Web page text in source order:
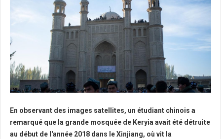
En observant des images satellites, un étudiant chinois a
remarqué que la grande mosquée de Keryia avait été détruite
au début de l'année 2018 dans le Xinjiang, où vit la